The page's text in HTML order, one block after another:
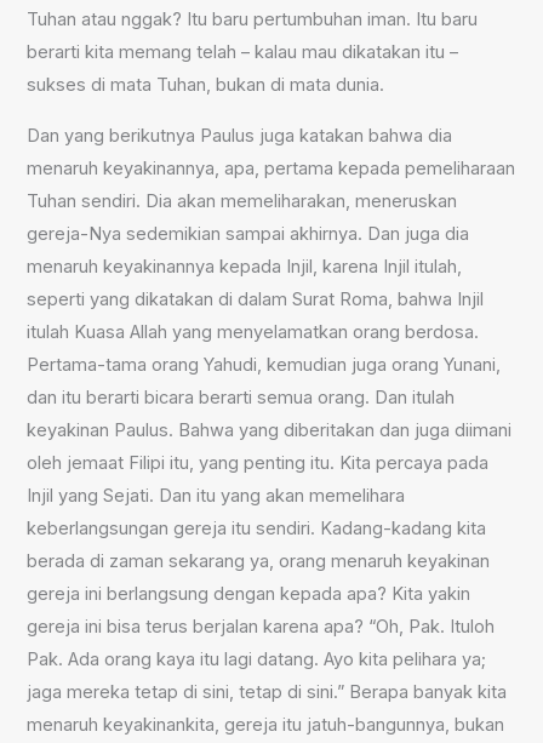
Tuhan atau nggak? Itu baru pertumbuhan iman. Itu baru
berarti kita memang telah – kalau mau dikatakan itu –
sukses di mata Tuhan, bukan di mata dunia.
Dan yang berikutnya Paulus juga katakan bahwa dia
menaruh keyakinannya, apa, pertama kepada pemeliharaan
Tuhan sendiri. Dia akan memeliharakan, meneruskan
gereja-Nya sedemikian sampai akhirnya. Dan juga dia
menaruh keyakinannya kepada Injil, karena Injil itulah,
seperti yang dikatakan di dalam Surat Roma, bahwa Injil
itulah Kuasa Allah yang menyelamatkan orang berdosa.
Pertama-tama orang Yahudi, kemudian juga orang Yunani,
dan itu berarti bicara berarti semua orang. Dan itulah
keyakinan Paulus. Bahwa yang diberitakan dan juga diimani
oleh jemaat Filipi itu, yang penting itu. Kita percaya pada
Injil yang Sejati. Dan itu yang akan memelihara
keberlangsungan gereja itu sendiri. Kadang-kadang kita
berada di zaman sekarang ya, orang menaruh keyakinan
gereja ini berlangsung dengan kepada apa? Kita yakin
gereja ini bisa terus berjalan karena apa? “Oh, Pak. Ituloh
Pak. Ada orang kaya itu lagi datang. Ayo kita pelihara ya;
jaga mereka tetap di sini, tetap di sini.” Berapa banyak kita
menaruh keyakinankita, gereja itu jatuh-bangunnya, bukan